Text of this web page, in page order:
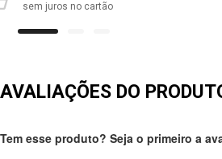
sem juros no cartão
AVALIAÇÕES DO
Tem esse produto? Seja o primeiro a